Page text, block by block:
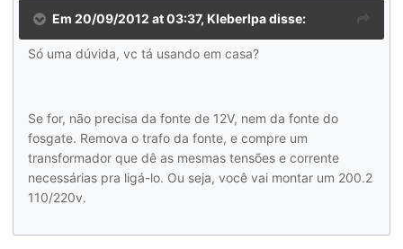
Em 20/09/2012 at 03:37, Kleberlpa disse:
Só uma dúvida, vc tá usando em casa?
Se for, não precisa da fonte de 12V, nem da fonte do
fosgate. Remova o trafo da fonte, e compre um
transformador que dê as mesmas tensões e corrente
necessárias pra ligá-lo. Ou seja, você vai montar um 200.2
110/220v.